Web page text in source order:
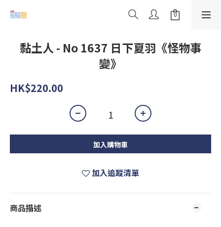
黏土人 - No 1637 日下夏羽《怪物事
變》
HK$220.00
加入購物車
加入追蹤清單
商品描述